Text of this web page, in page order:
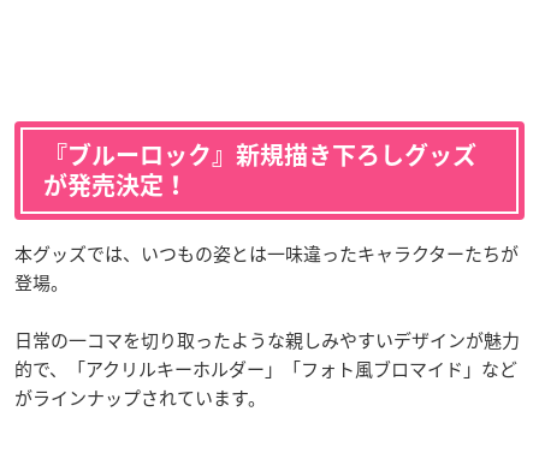
『ブルーロック』新規描き下ろしグッズ
が発売決定！
本グッズでは、いつもの姿とは一味違ったキャラクターたちが
登場。
日常の一コマを切り取ったような親しみやすいデザインが魅力
的で、「アクリルキーホルダー」「フォト風ブロマイド」など
がラインナップされています。